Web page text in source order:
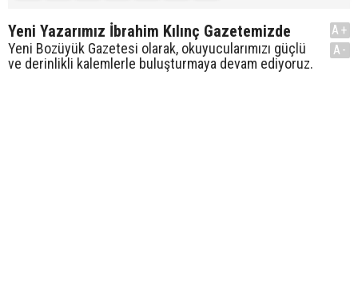
Yeni Yazarımız İbrahim Kılınç Gazetemizde
Yeni Bozüyük Gazetesi olarak, okuyucularımızı güçlü
ve derinlikli kalemlerle buluşturmaya devam ediyoruz.
A+
A-